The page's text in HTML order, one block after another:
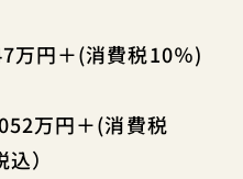
万円＋(消費税10％)
万円＋(消費税
）